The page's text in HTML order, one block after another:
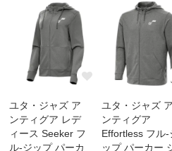
ユタ・ジャズ ア
ンティグア レデ
ィース Seeker フ
ル-ジップ パーカ
ユタ・ジャズ ア
ンティグア
Effortless フル-
ップ パーカー